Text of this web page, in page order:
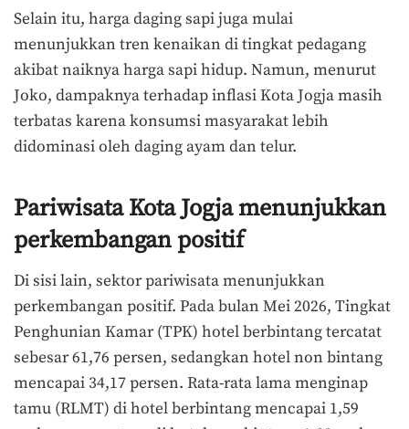
Selain itu, harga daging sapi juga mulai
menunjukkan tren kenaikan di tingkat pedagang
akibat naiknya harga sapi hidup. Namun, menurut
Joko, dampaknya terhadap inflasi Kota Jogja masih
terbatas karena konsumsi masyarakat lebih
didominasi oleh daging ayam dan telur.
Pariwisata Kota Jogja menunjukkan
perkembangan positif
Di sisi lain, sektor pariwisata menunjukkan
perkembangan positif. Pada bulan Mei 2026, Tingkat
Penghunian Kamar (TPK) hotel berbintang tercatat
sebesar 61,76 persen, sedangkan hotel non bintang
mencapai 34,17 persen. Rata-rata lama menginap
tamu (RLMT) di hotel berbintang mencapai 1,59